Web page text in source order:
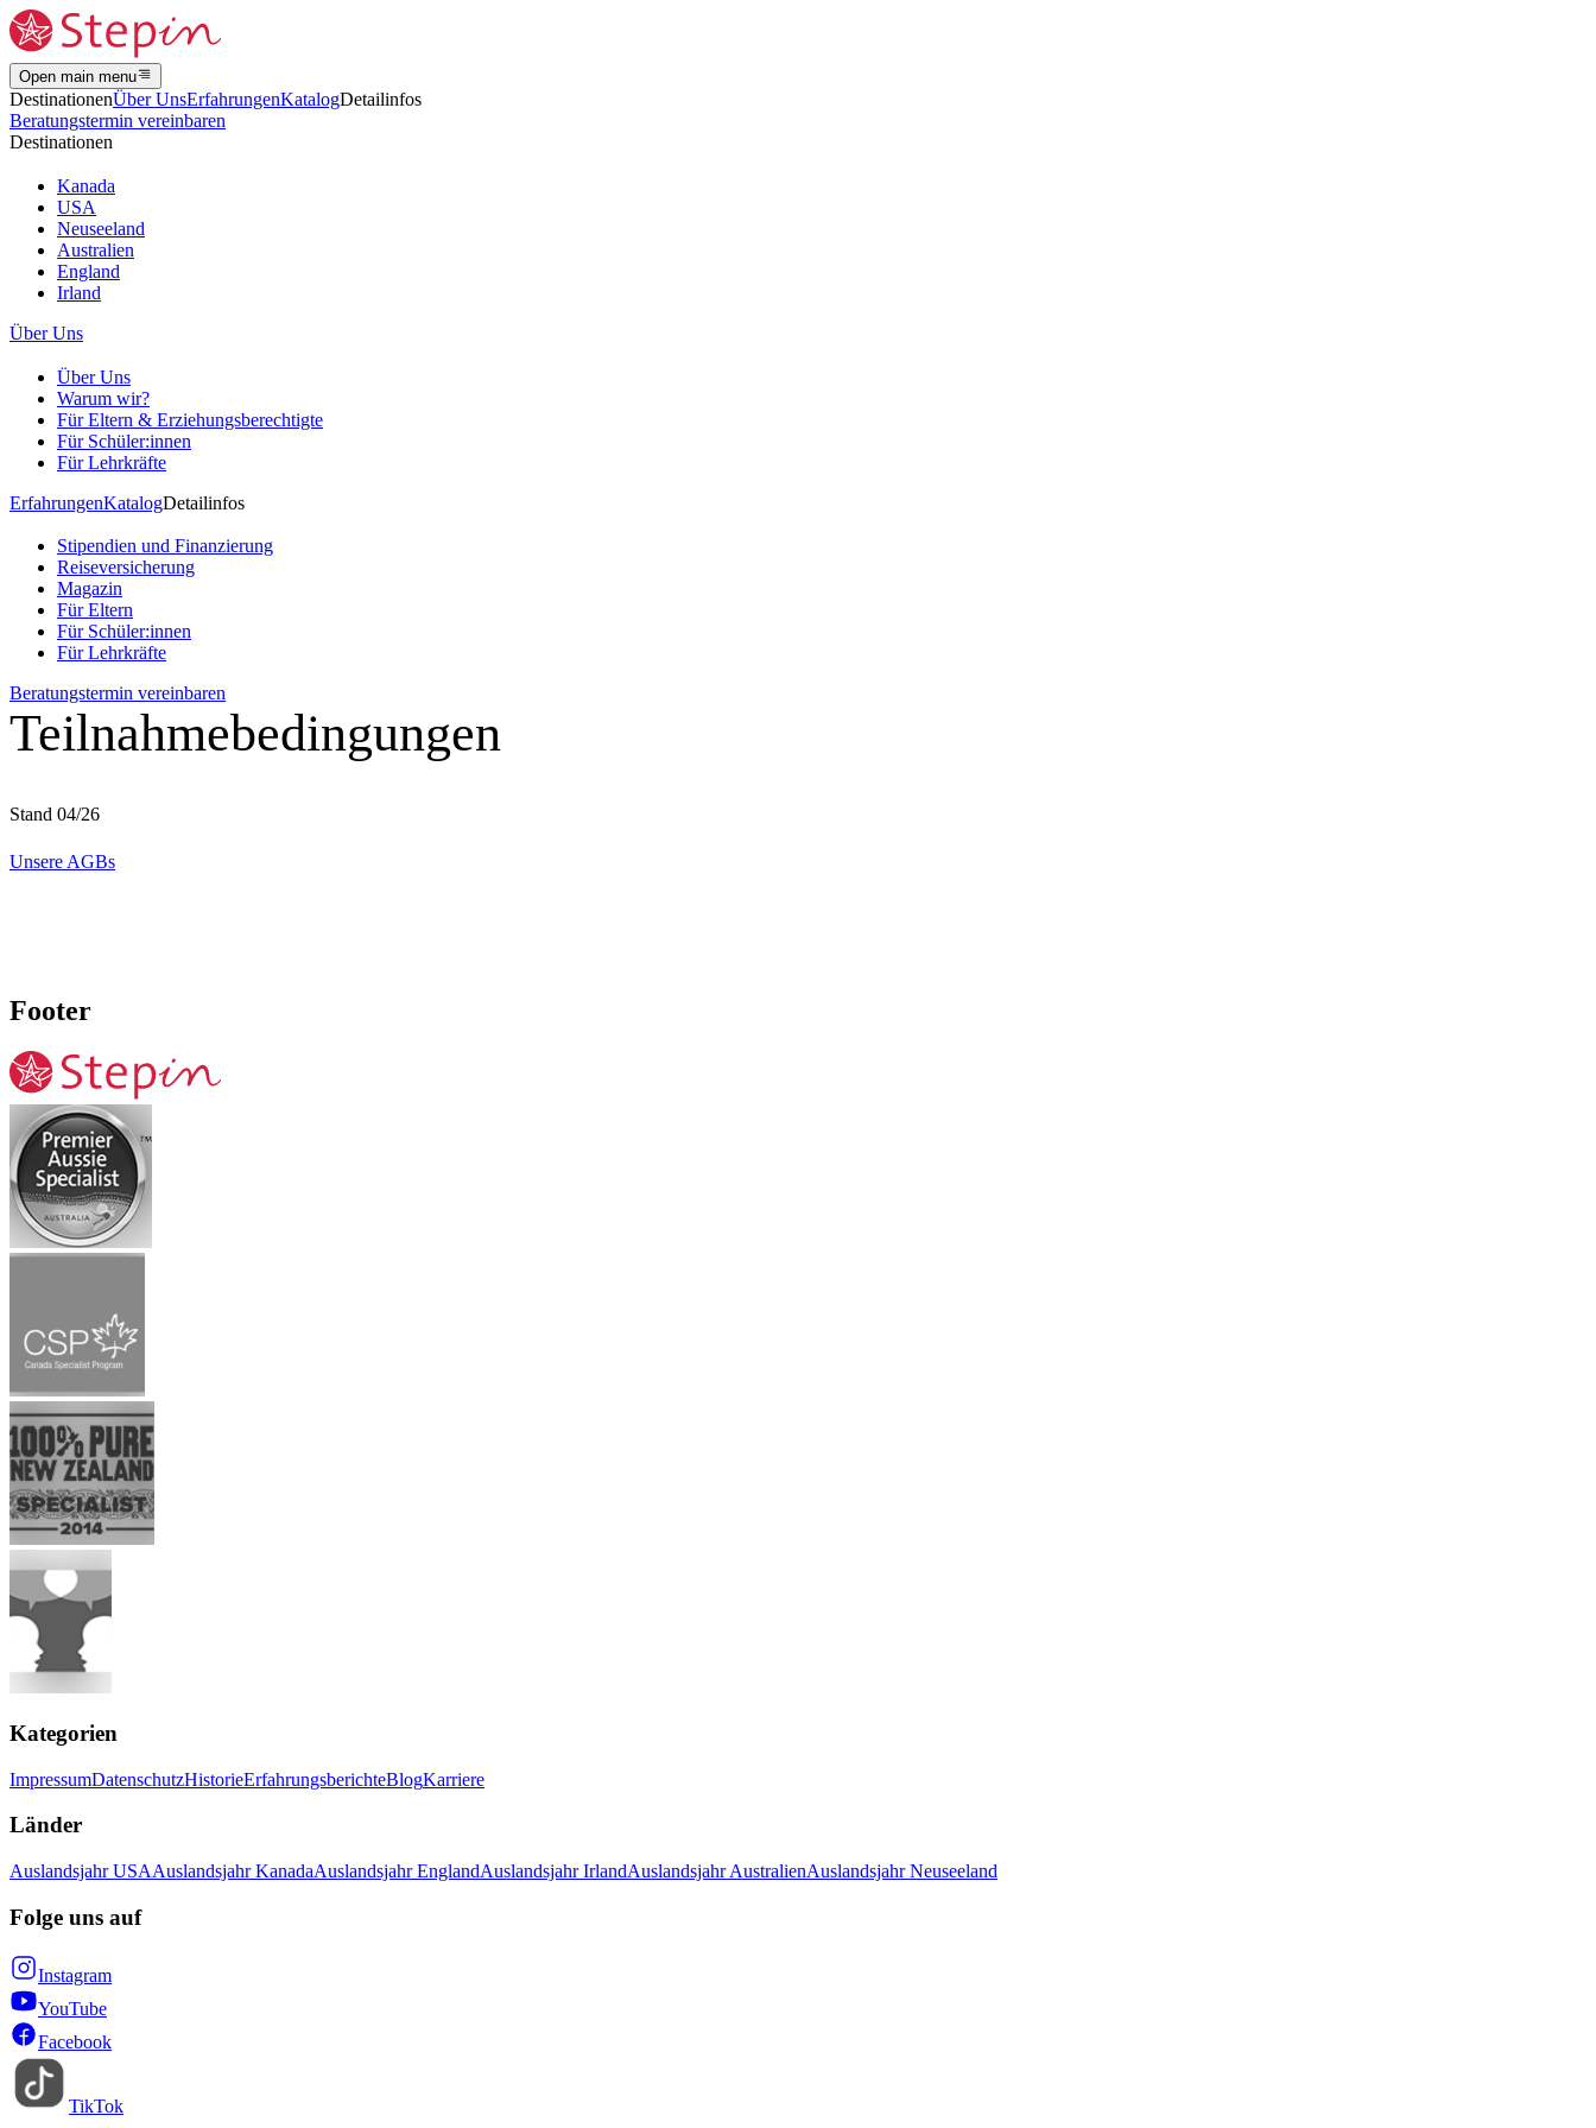
Open main menu
DestinationenÜber UnsErfahrungenKatalogDetailinfos
Beratungstermin vereinbaren
Destinationen
Kanada
USA
Neuseeland
Australien
England
Irland
Über Uns
Über Uns
Warum wir?
Für Eltern & Erziehungsberechtigte
Für Schüler:innen
Für Lehrkräfte
ErfahrungenKatalogDetailinfos
Stipendien und Finanzierung
Reiseversicherung
Magazin
Für Eltern
Für Schüler:innen
Für Lehrkräfte
Beratungstermin vereinbaren
Teilnahmebedingungen
Stand 04/26
Unsere AGBs
Footer
Kategorien
ImpressumDatenschutzHistorieErfahrungsberichteBlogKarriere
Länder
Auslandsjahr USAAuslandsjahr KanadaAuslandsjahr EnglandAuslandsjahr IrlandAuslandsjahr AustralienAuslandsjahr Neuseeland
Folge uns auf
Instagram
YouTube
Facebook
TikTok